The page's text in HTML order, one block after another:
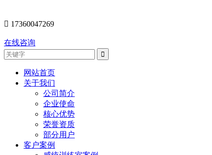
󰇯 17360047269
在线咨询
网站首页
关于我们
公司简介
企业使命
核心优势
荣誉资质
部分用户
客户案例